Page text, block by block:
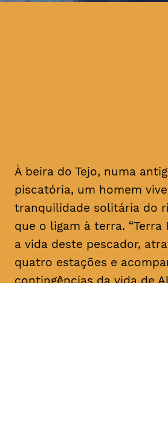
À beira do Tejo, numa
piscatória, um homem
tranquilidade solitária do
que o ligam à terra. “Terra
a vida deste pescador,
quatro estações e
contingências da vida de